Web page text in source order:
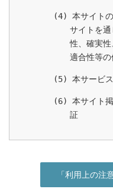
本サイト
サイトを
性、確実
適合性等の
本サービ
本サイト
証
「利用上の注